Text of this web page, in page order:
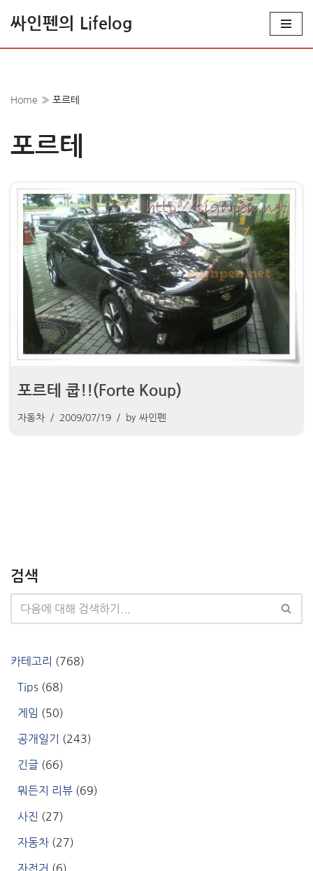
로
뛰
싸인펜의 Lifelog
Home » 포르테
포르테
포르테 쿱!!(Forte Koup)
자동차 2009/07/19 by 싸인펜
검색
카테고리 (768)
Tips (68)
게임 (50)
공개일기 (243)
긴글 (66)
뭐든지 리뷰 (69)
사진 (27)
자동차 (27)
자전거 (6)